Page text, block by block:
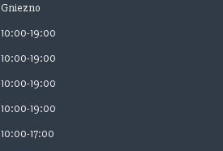
Gniezno
10:00-19:00
10:00-19:00
10:00-19:00
10:00-19:00
10:00-17:00